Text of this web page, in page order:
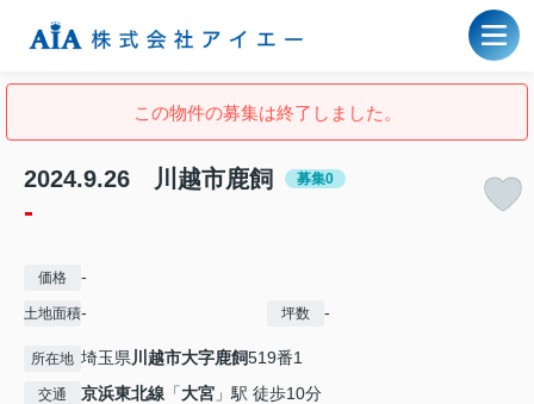
この物件の募集は終了しました。
2024.9.26 川越市鹿飼 募集0
-
価格 -
土地面積- 坪数 -
所在地 埼玉県川越市大字鹿飼519番1
交通 京浜東北線 「大宮 」駅 徒歩10分